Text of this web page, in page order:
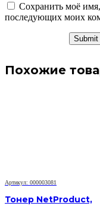
Сохранить моё имя,
последующих моих
Похожие
Артикул: 000003081
Тонер NetProduct,